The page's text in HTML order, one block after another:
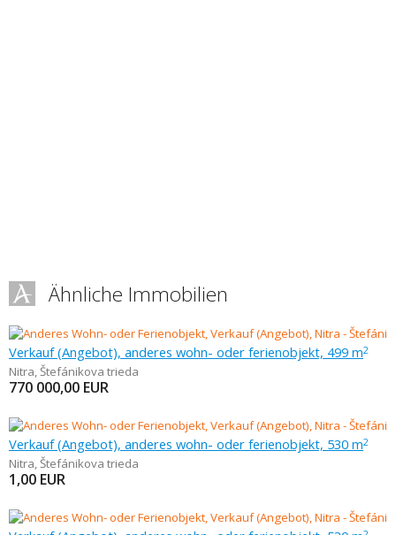
Ähnliche Immobilien
Verkauf (Angebot), anderes wohn- oder ferienobjekt, 499 m2
Nitra,Štefánikova trieda
770 000,00 EUR
Verkauf (Angebot), anderes wohn- oder ferienobjekt, 530 m2
Nitra,Štefánikova trieda
1,00 EUR